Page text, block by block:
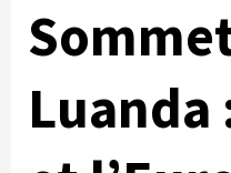
Luanda